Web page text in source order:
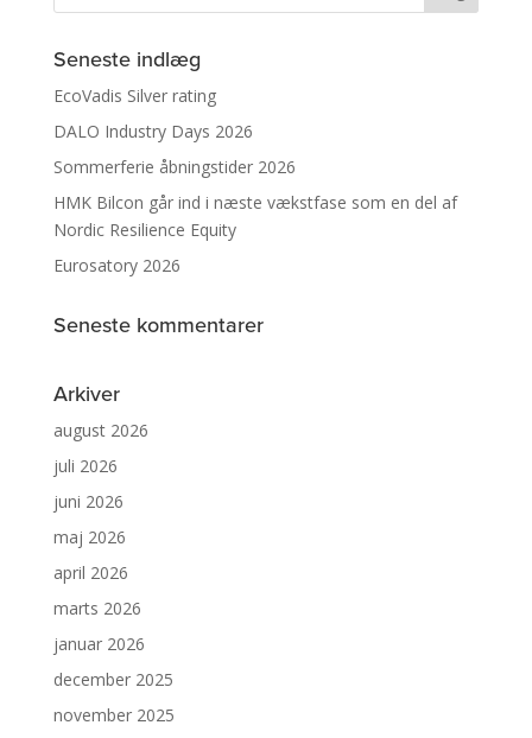
Seneste indlæg
EcoVadis Silver rating
DALO Industry Days 2026
Sommerferie åbningstider 2026
HMK Bilcon går ind i næste vækstfase som en del af
Nordic Resilience Equity
Eurosatory 2026
Seneste kommentarer
Arkiver
august 2026
juli 2026
juni 2026
maj 2026
april 2026
marts 2026
januar 2026
december 2025
november 2025